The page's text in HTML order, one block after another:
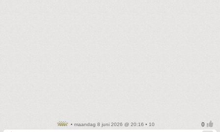
• maandag 8 juni 2026 @ 20:16 • 10